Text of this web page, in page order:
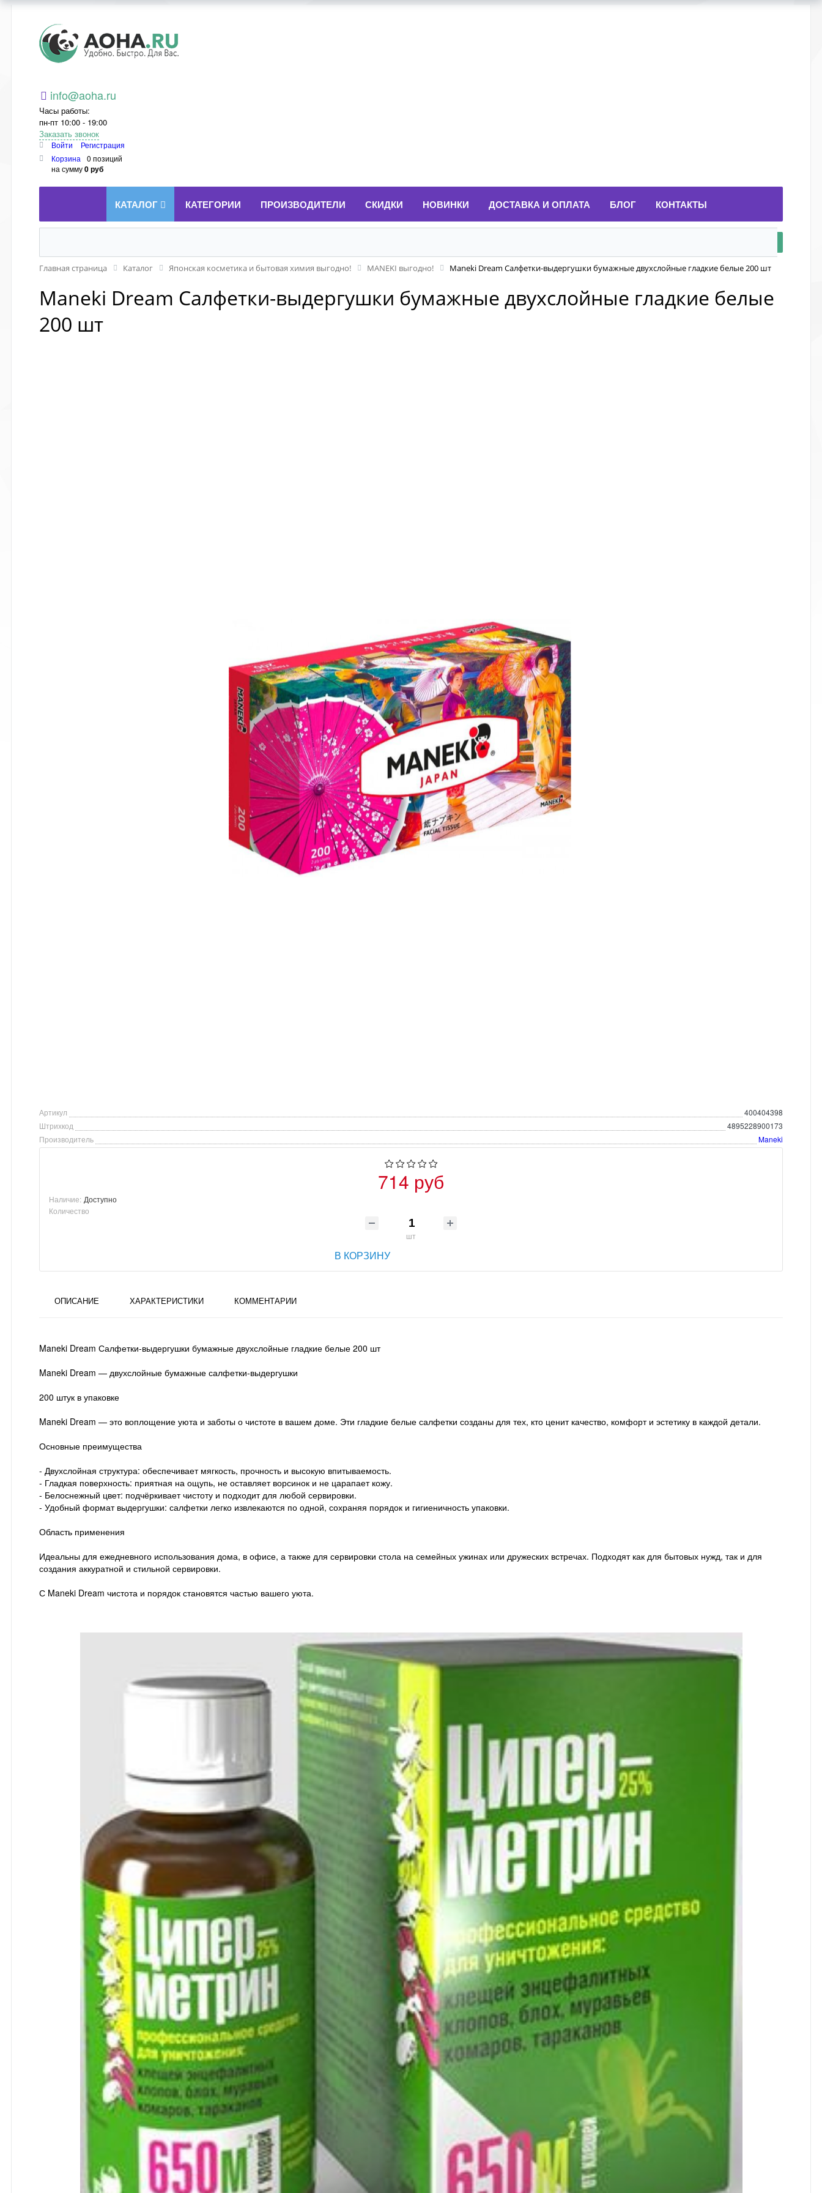
Aoha.ru
info@aoha.ru
Часы работы:
пн-пт 10:00 - 19:00
Заказать звонок
Войти
Регистрация
Корзина
0 позиций
на сумму0 руб
КАТАЛОГ КАТЕГОРИИ ПРОИЗВОДИТЕЛИ СКИДКИ НОВИНКИ ДОСТАВКА И ОПЛАТА БЛОГ КОНТАКТЫ
Главная страница Каталог Японская косметика и бытовая химия выгодно! MANEKI выгодно! Maneki Dream Салфетки-выдергушки бумажные двухслойные гладкие белые 200 шт
Maneki Dream Салфетки-выдергушки бумажные двухслойные гладкие белые
200 шт
Артикул
400404398
Штрихкод
4895228900173
Производитель
Maneki
714 руб
Наличие: Доступно
Количество
шт
В КОРЗИНУ
ОПИСАНИЕ ХАРАКТЕРИСТИКИ КОММЕНТАРИИ
Maneki Dream Салфетки-выдергушки бумажные двухслойные гладкие белые 200 шт
Maneki Dream — двухслойные бумажные салфетки-выдергушки
200 штук в упаковке
Maneki Dream — это воплощение уюта и заботы о чистоте в вашем доме. Эти гладкие белые салфетки созданы для тех, кто ценит качество, комфорт и эстетику в каждой детали.
Основные преимущества
- Двухслойная структура: обеспечивает мягкость, прочность и высокую впитываемость.
- Гладкая поверхность: приятная на ощупь, не оставляет ворсинок и не царапает кожу.
- Белоснежный цвет: подчёркивает чистоту и подходит для любой сервировки.
- Удобный формат выдергушки: салфетки легко извлекаются по одной, сохраняя порядок и гигиеничность упаковки.
Область применения
Идеальны для ежедневного использования дома, в офисе, а также для сервировки стола на семейных ужинах или дружеских встречах. Подходят как для бытовых нужд, так и для
создания аккуратной и стильной сервировки.
С Maneki Dream чистота и порядок становятся частью вашего уюта.